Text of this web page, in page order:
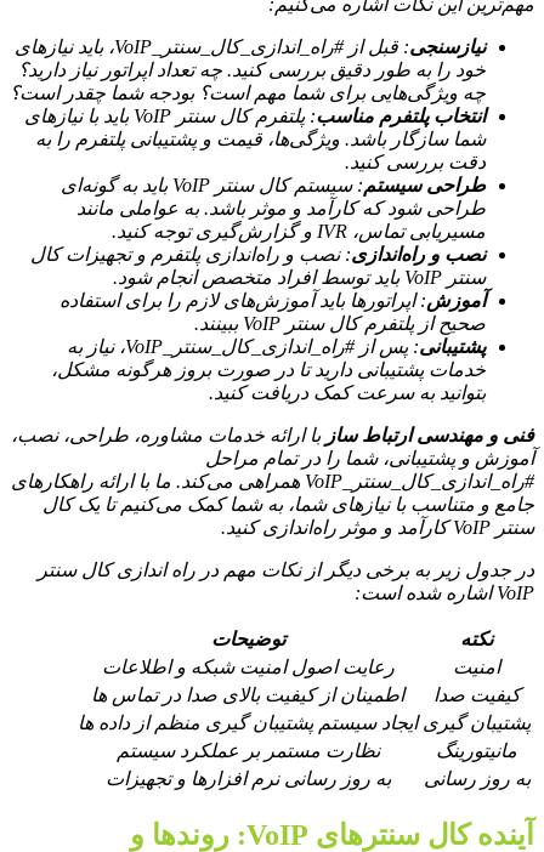
مهم‌ترین این نکات اشاره می‌کنیم:
نیازسنجی
: قبل از #راه_اندازی_کال_سنتر_VoIP، باید نیازهای
خود را به طور دقیق بررسی کنید. چه تعداد اپراتور نیاز دارید؟
چه ویژگی‌هایی برای شما مهم است؟ بودجه شما چقدر است؟
انتخاب پلتفرم مناسب
: پلتفرم کال سنتر VoIP باید با نیازهای
شما سازگار باشد. ویژگی‌ها، قیمت و پشتیبانی پلتفرم را به
دقت بررسی کنید.
طراحی سیستم
: سیستم کال سنتر VoIP باید به گونه‌ای
طراحی شود که کارآمد و موثر باشد. به عواملی مانند
مسیریابی تماس، IVR و گزارش‌گیری توجه کنید.
نصب و راه‌اندازی: نصب و راه‌اندازی پلتفرم و تجهیزات کال
سنتر VoIP باید توسط افراد متخصص انجام شود.
آموزش: اپراتورها باید آموزش‌های لازم را برای استفاده
صحیح از پلتفرم کال سنتر VoIP ببینند.
پشتیبانی
: پس از #راه_اندازی_کال_سنتر_VoIP، نیاز به
خدمات پشتیبانی دارید تا در صورت بروز هرگونه مشکل،
بتوانید به سرعت کمک دریافت کنید.
فنی و مهندسی ارتباط ساز با ارائه خدمات مشاوره، طراحی، نصب،
آموزش و پشتیبانی، شما را در تمام مراحل
#راه_اندازی_کال_سنتر_VoIP همراهی می‌کند. ما با ارائه راهکارهای
جامع و متناسب با نیازهای شما، به شما کمک می‌کنیم تا یک کال
سنتر VoIP کارآمد و موثر راه‌اندازی کنید.
در جدول زیر به برخی دیگر از نکات مهم در راه اندازی کال سنتر
VoIP اشاره شده است:
نکته
توضیحات
امنیت
رعایت اصول امنیت شبکه و اطلاعات
کیفیت صدا
اطمینان از کیفیت بالای صدا در تماس ها
پشتیبان گیری ایجاد سیستم پشتیبان گیری منظم از داده ها
مانیتورینگ
نظارت مستمر بر عملکرد سیستم
به روز رسانی
به روز رسانی نرم افزارها و تجهیزات
آینده کال سنترهای VoIP: روندها و